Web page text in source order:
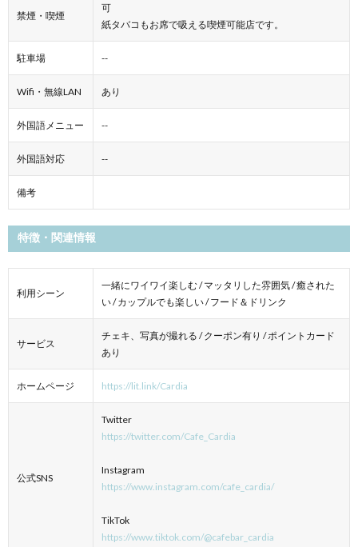
禁煙・喫煙
可
紙タバコもお席で吸える喫煙可能店です。
駐車場 --
Wifi・無線LAN あり
外国語メニュー --
外国語対応 --
備考
特徴・関連情報
利用シーン
一緒にワイワイ楽しむ / マッタリした雰囲気 / 癒された
い / カップルでも楽しい / フード＆ドリンク
サービス
チェキ、写真が撮れる / クーポン有り / ポイントカード
あり
ホームページ https://lit.link/Cardia
公式SNS
Twitter
https://twitter.com/Cafe_Cardia
Instagram
https://www.instagram.com/cafe_cardia/
TikTok
https://www.tiktok.com/@cafebar_cardia